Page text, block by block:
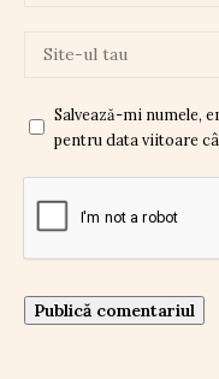
Salvează-mi numele,
pentru data viitoare